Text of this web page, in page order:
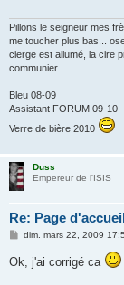
Pillons le seigneur mes
me toucher plus bas...
cierge est allumé, la cire
communier…
Bleu 08-09
Assistant FORUM 09-10
Verre de bière 2010
Duss
Empereur de l'ISIS
Re: Page
M
s
s
dim. mars 22, 2009
Ok, j'ai corrigé ca